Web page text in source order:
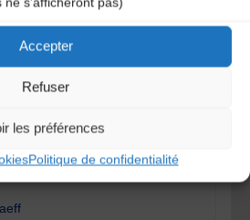
Accepter
Refuser
les préférences
Politique de confidentialité
Graeff 11 ans ago
Bagpipe » et voudrai
l´instrumen? S´il est possible,